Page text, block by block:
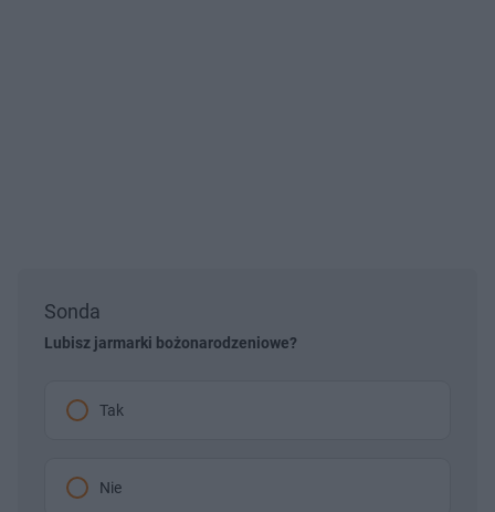
Sonda
Lubisz jarmarki bożonarodzeniowe?
Tak
Nie